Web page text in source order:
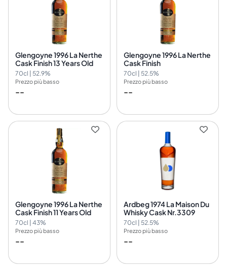
Glengoyne 1996 La Nerthe
Cask Finish 13 Years Old
70cl | 52.9%
Prezzo più basso
--
Glengoyne 1996 La Nerthe
Cask Finish
70cl | 52.5%
Prezzo più basso
--
Glengoyne 1996 La Nerthe
Cask Finish 11 Years Old
70cl | 43%
Prezzo più basso
--
Ardbeg 1974 La Maison Du
Whisky Cask Nr.3309
70cl | 52.5%
Prezzo più basso
--